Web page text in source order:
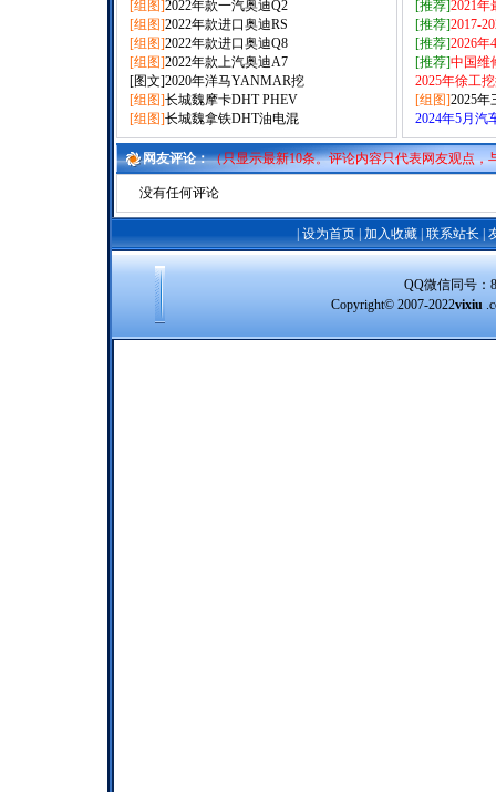
[组图]2022年款一汽奥迪Q2
[组图]2022年款进口奥迪RS
[组图]2022年款进口奥迪Q8
[组图]2022年款上汽奥迪A7
[图文]2020年洋马YANMAR挖
[组图]长城魏摩卡DHT PHEV
[组图]长城魏拿铁DHT油电混
[推荐]2021年
[推荐]2017-
[推荐]2026年
[推荐]中国维
2025年徐工
[组图]2025年
2024年5月汽
网友评论：（只显示最新10条。评论内容只代表网友观点，
没有任何评论
设为首页| 加入收藏| 联系站长
QQ微信同号：
Copyright© 2007-2022vixiu